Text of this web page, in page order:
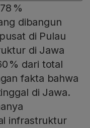
%
dibangun
di Pulau
di Jawa
% dari total
fakta bahwa
di Jawa.
infrastruktur